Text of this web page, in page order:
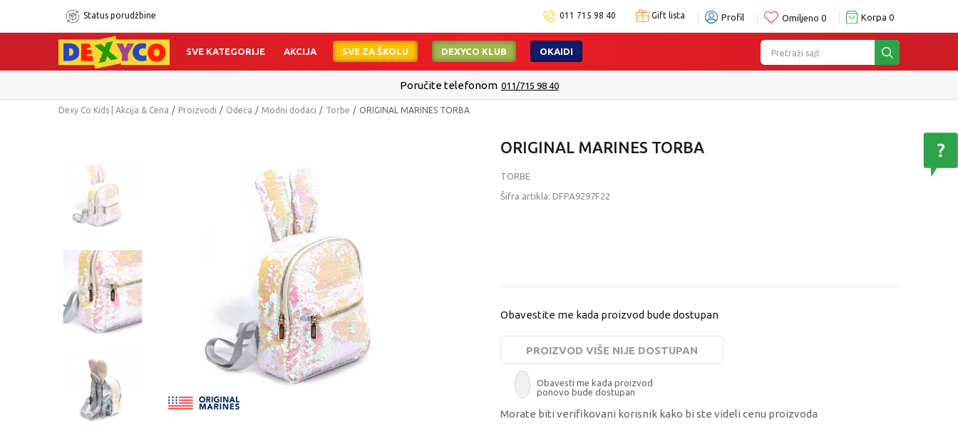
Status porudžbine 011 715 98 40 Gift lista Profil Omiljeno 0 Korpa 0
Pretraži sajt
SVE KATEGORIJE AKCIJA SVE ZA ŠKOLU DEXYCO KLUB OKAIDI
Poručite telefonom 011/715 98 40
Dexy Co Kids | Akcija & Cena Proizvodi Odeća Modni dodaci Torbe ORIGINAL MARINES TORBA
ORIGINAL MARINES TORBA
TORBE
Šifra artikla: DFPA9297F22
Obavestite me kada proizvod bude dostupan
PROIZVOD VIŠE NIJE DOSTUPAN
Obavesti me kada proizvod
ponovo bude dostupan
Morate biti verifikovani korisnik kako bi ste videli cenu proizvoda